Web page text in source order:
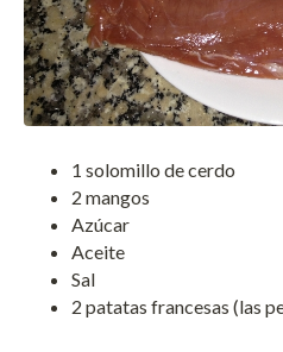
1 solomillo de cerdo
2 mangos
Azúcar
Aceite
Sal
2 patatas francesas (las